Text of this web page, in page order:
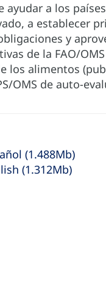
ayudar a los
a establecer
y
de la FAO/
los alimentos
OMS de auto-
(1.488Mb)
(1.312Mb)